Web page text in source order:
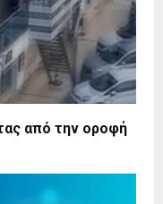
από την οροφή